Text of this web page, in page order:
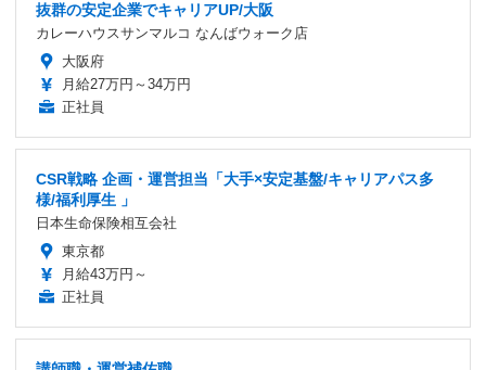
抜群の安定企業でキャリアUP/大阪
カレーハウスサンマルコ なんばウォーク店
大阪府
月給27万円～34万円
正社員
CSR戦略 企画・運営担当「大手×安定基盤/キャリアパス多
様/福利厚生 」
日本生命保険相互会社
東京都
月給43万円～
正社員